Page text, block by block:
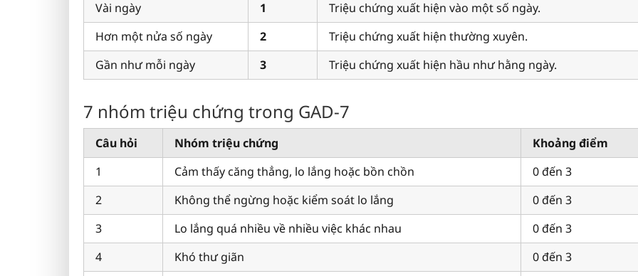
Vài ngày
1
Triệu chứng xuất hiện vào một số ngày.
Hơn một nửa số ngày
2
Triệu chứng xuất hiện thường xuyên.
Gần như mỗi ngày
3 Triệu chứng xuất hiện hầu như hằng ngày.
7 nhóm triệu chứng trong GAD-7
Câu hỏi Nhóm triệu chứng
Khoảng điểm
1
Cảm thấy căng thẳng, lo lắng hoặc bồn chồn
0 đến 3
2
Không thể ngừng hoặc kiểm soát lo lắng
0 đến 3
3
Lo lắng quá nhiều về nhiều việc khác nhau
0 đến 3
4
Khó thư giãn
0 đến 3